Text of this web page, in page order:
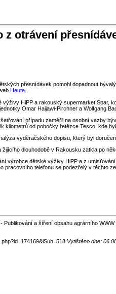
z otrávení
přesnídávek pomohl dopadnout
Heute.
HiPP a rakouský supermarket Spar,
Omar Haijawi-Pirchner a Wolfgang
případu zaměřil na osobní vazby
kilometrů od pobočky řetězce Tesco, kde
vyděračského dopisu, který byl
žijícího dlouhodobě v Rakousku zatkla po
výrobce dětské výživy HiPP a z
pracovního telefonu se podezřelý v těchto
Publikování a šíření obsahu agrárního
Vytištěno dne: